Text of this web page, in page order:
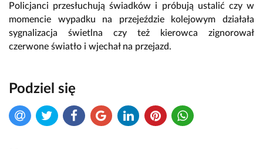
Policjanci przesłuchują świadków i próbują ustalić czy w
momencie wypadku na przejeździe kolejowym działała
sygnalizacja świetlna czy też kierowca zignorował
czerwone światło i wjechał na przejazd.
Podziel się